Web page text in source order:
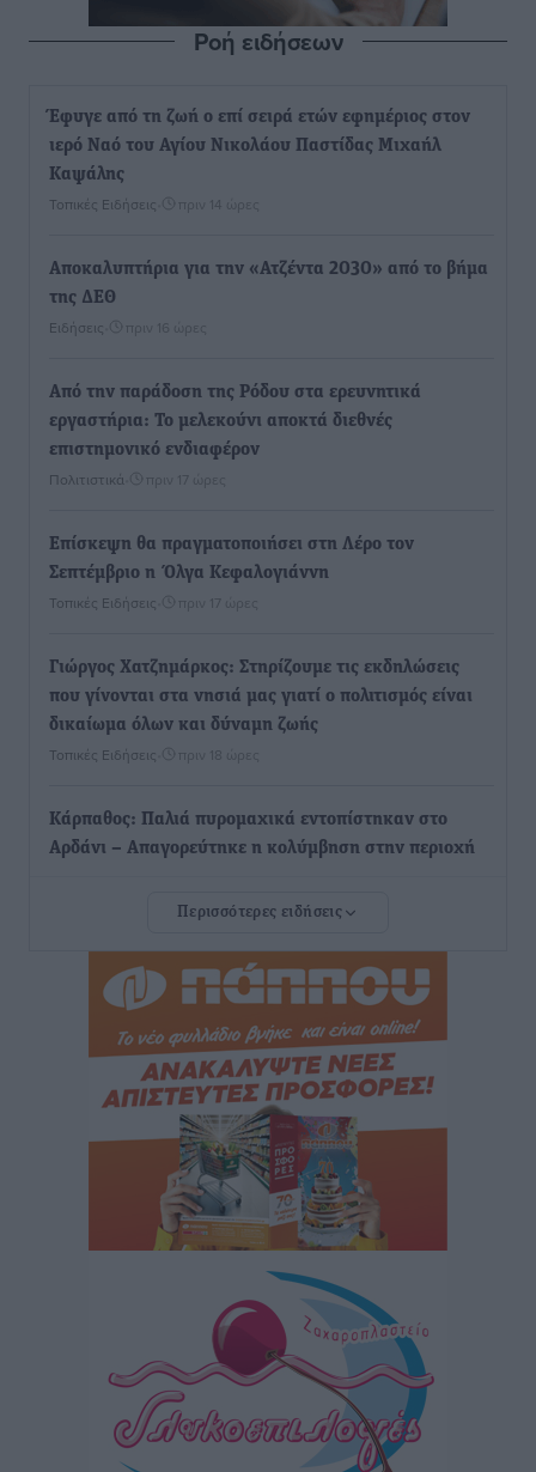
Ροή ειδήσεων
Έφυγε από τη ζωή ο επί σειρά ετών εφημέριος στον
ιερό Ναό του Αγίου Νικολάου Παστίδας Μιχαήλ
Καψάλης
Τοπικές Ειδήσεις πριν 14 ώρες
Αποκαλυπτήρια για την «Ατζέντα 2030» από το βήμα
της ΔΕΘ
Ειδήσεις πριν 16 ώρες
Από την παράδοση της Ρόδου στα ερευνητικά
εργαστήρια: Το μελεκούνι αποκτά διεθνές
επιστημονικό ενδιαφέρον
Πολιτιστικά πριν 17 ώρες
Επίσκεψη θα πραγματοποιήσει στη Λέρο τον
Σεπτέμβριο η Όλγα Κεφαλογιάννη
Τοπικές Ειδήσεις πριν 17 ώρες
Γιώργος Χατζημάρκος: Στηρίζουμε τις εκδηλώσεις
που γίνονται στα νησιά μας γιατί ο πολιτισμός είναι
δικαίωμα όλων και δύναμη ζωής
Τοπικές Ειδήσεις πριν 18 ώρες
Κάρπαθος: Παλιά πυρομαχικά εντοπίστηκαν στο
Αρδάνι – Απαγορεύτηκε η κολύμβηση στην περιοχή
εφησυχασμού» – Σε πλήρη ετοιμότητα ο μηχανισμός
Ειδήσεις• πριν 19 ώρες
Καιρός: Επιμένουν οι υψηλές θερμοκρασίες – Ισχυρά
μελτέμια έως 9 μποφόρ, σε «Red Code» 6 περιοχές
πριν 20 ώρες
Τα φοιτητικά ενοίκια «τινάζουν στον αέρα» τους
οικογενειακούς προϋπολογισμούς
Ειδήσεις• πριν 20 ώρες
Δύο νέοι ξενώνες παραδόθηκαν στις Ένοπλες
Δυνάμεις στη νήσο Ρω
Τοπικές Ειδήσεις• πριν 20 ώρες
Συνεχίζεται η έξοδος του Αυγούστου – Πάνω από
34.000 αναχωρούν σήμερα μόνο από τον Πειραιά
Περισσότερες ειδήσεις